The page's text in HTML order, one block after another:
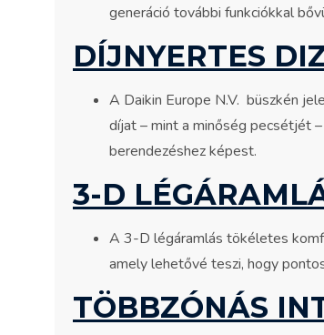
generáció további funkciókkal
DÍJNYERTES
A Daikin Europe N.V. büszkén
díjat – mint a minőség pecsétjét
berendezéshez képest.
3-D
A 3-D légáramlás tökéletes
amely lehetővé teszi, hogy
TÖBBZÓNÁS